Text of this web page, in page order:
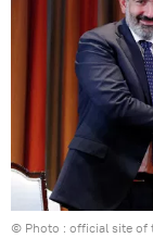
© Photo : official site of